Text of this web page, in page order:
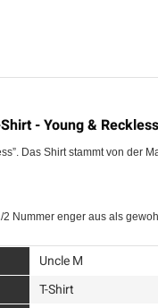
- Young &
Das Shirt stammt von
Nummer enger aus als
Uncle M
T-Shirt